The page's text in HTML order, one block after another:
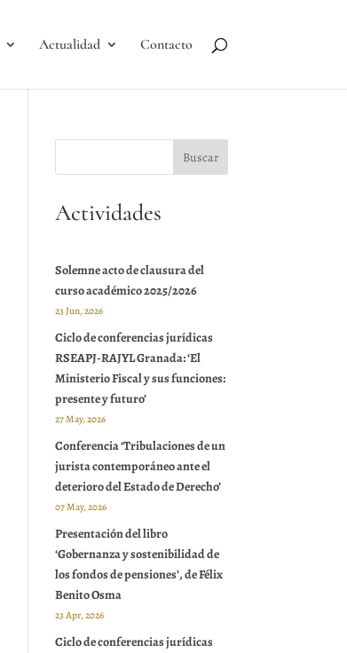
Actualidad Contacto
Actividades
Solemne acto de clausura del
curso académico 2025/2026
23 Jun, 2026
Ciclo de conferencias jurídicas
RSEAPJ-RAJYL Granada: ‘El
Ministerio Fiscal y sus funciones:
presente y futuro’
27 May, 2026
Conferencia ‘Tribulaciones de un
jurista contemporáneo ante el
deterioro del Estado de Derecho’
07 May, 2026
Presentación del libro
‘Gobernanza y sostenibilidad de
los fondos de pensiones’, de Félix
Benito Osma
23 Apr, 2026
Ciclo de conferencias jurídicas